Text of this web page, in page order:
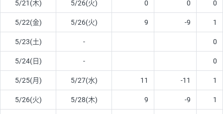
5/21(木) 5/26(火) 0 0 0
5/22(金) 5/26(火) 9 -9 1
5/23(土) - 0
5/24(日) - 0
5/25(月) 5/27(水) 11 -11 1
5/26(火) 5/28(木) 9 -9 1